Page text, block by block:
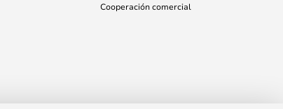
Cooperación comercial